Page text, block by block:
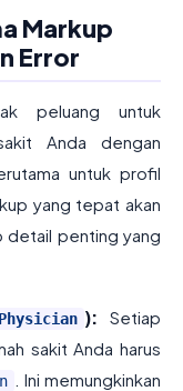
Markup
Error
peluang untuk
Anda dengan
untuk profil
yang tepat akan
detail penting yang
Physician ): Setiap
sakit Anda harus
. Ini memungkinkan